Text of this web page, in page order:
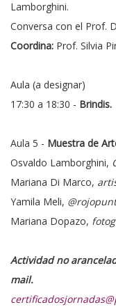
Lamborghini.
Conversa con el Prof.
Coordina: Prof. Silvia
Aula (a designar)
17:30 a 18:30 - Brindis.
Aula 5 - Muestra de
Osvaldo Lamborghini,
Mariana Di Marco,
Yamila Meli,
Mariana Dopazo,
Actividad no
mail.